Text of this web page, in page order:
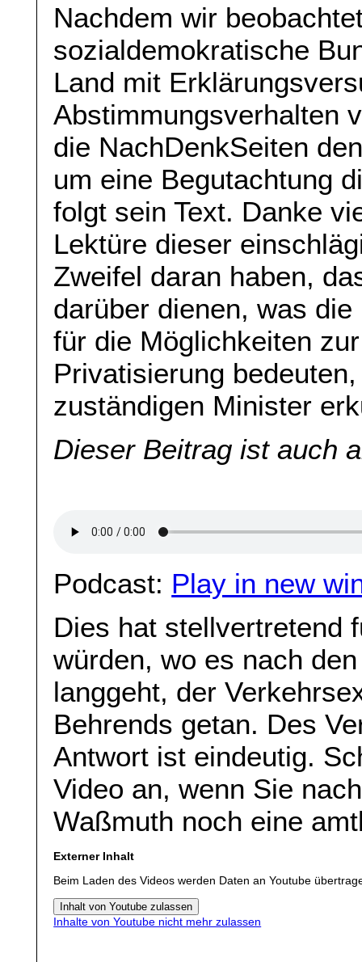
Nachdem wir
sozialdemokratische
Land mit
Abstimmungsverhalten
die NachDenkSeiten
um eine Begutachtung
folgt sein Text. Danke
Lektüre dieser
Zweifel daran haben,
darüber dienen, was
für die Möglichkeiten
Privatisierung
zuständigen Minister
Dieser Beitrag ist auch
Podcast: Play in new
Dies hat stellvertretend
würden, wo es nach
langgeht, der
Behrends getan. Des
Antwort ist eindeutig.
Video an, wenn Sie
Waßmuth noch eine
Externer Inhalt
Beim Laden des Videos werden Daten an Youtube
Inhalt von Youtube zulassen
Inhalte von Youtube nicht mehr zulassen